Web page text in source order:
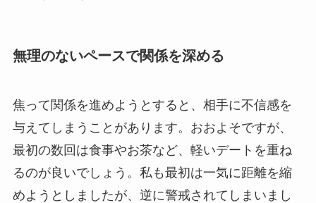
無理のないペースで関係を深める
焦って関係を進めようとすると、相手に不信感を
与えてしまうことがあります。おおよそですが、
最初の数回は食事やお茶など、軽いデートを重ね
るのが良いでしょう。私も最初は一気に距離を縮
めようとしましたが、逆に警戒されてしまいまし